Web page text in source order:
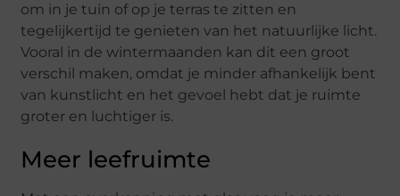
om in je tuin of op je terras te zitten en
tegelijkertijd te genieten van het natuurlijke licht.
Vooral in de wintermaanden kan dit een groot
verschil maken, omdat je minder afhankelijk bent
van kunstlicht en het gevoel hebt dat je ruimte
groter en luchtiger is.
Meer leefruimte